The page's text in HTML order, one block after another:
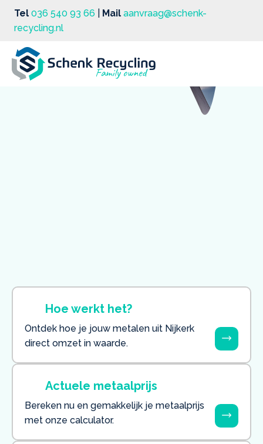
Tel 036 540 93 66 Mail aanvraag@schenk-
recycling.nl
Hoe werkt het?
Ontdek hoe je jouw metalen uit Nijkerk
direct omzet in waarde.
Actuele metaalprijs
Bereken nu en gemakkelijk je metaalprijs
met onze calculator.